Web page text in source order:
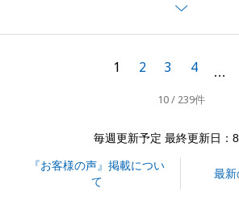
今回の取引に至るまでに、様々な葛
じますが、今後の生活がより、豊か
また、なにかありましたら、お気軽
さい。宜しくお願い申し上げます。
1 2 3 4 …
10 / 239件
毎週更新予定 最終更新日：
『お客様の声』掲載につい
て
最新